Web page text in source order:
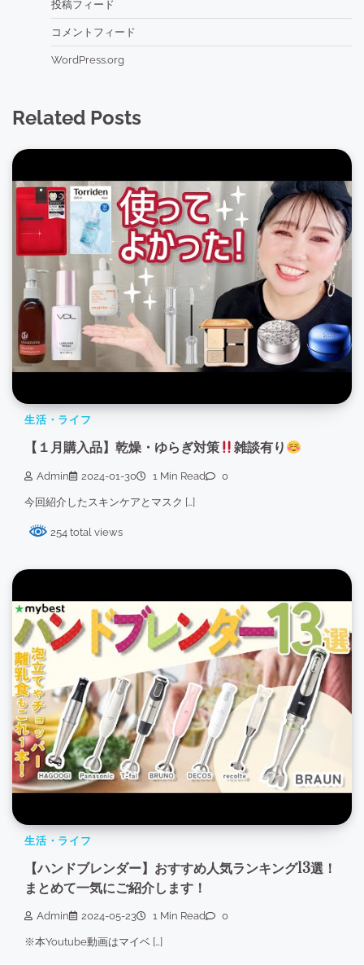
投稿フィード
コメントフィード
WordPress.org
Related Posts
生活・ライフ
【１月購入品】乾燥・ゆらぎ対策 雑談有り
Admin 2024-01-30 1 Min Read 0
今回紹介したスキンケアとマスク […]
254 total views
生活・ライフ
【ハンドブレンダー】おすすめ人気ランキング13選！
まとめて一気にご紹介します！
Admin 2024-05-23 1 Min Read 0
※本Youtube動画はマイベ […]